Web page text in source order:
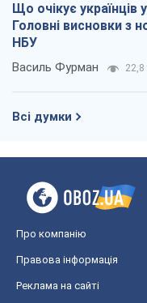
Що очікує українців
Головні висновки з
НБУ
Василь Фурман 22,8
Всі думки
Про компанію
Правова інформація
Реклама на сайті